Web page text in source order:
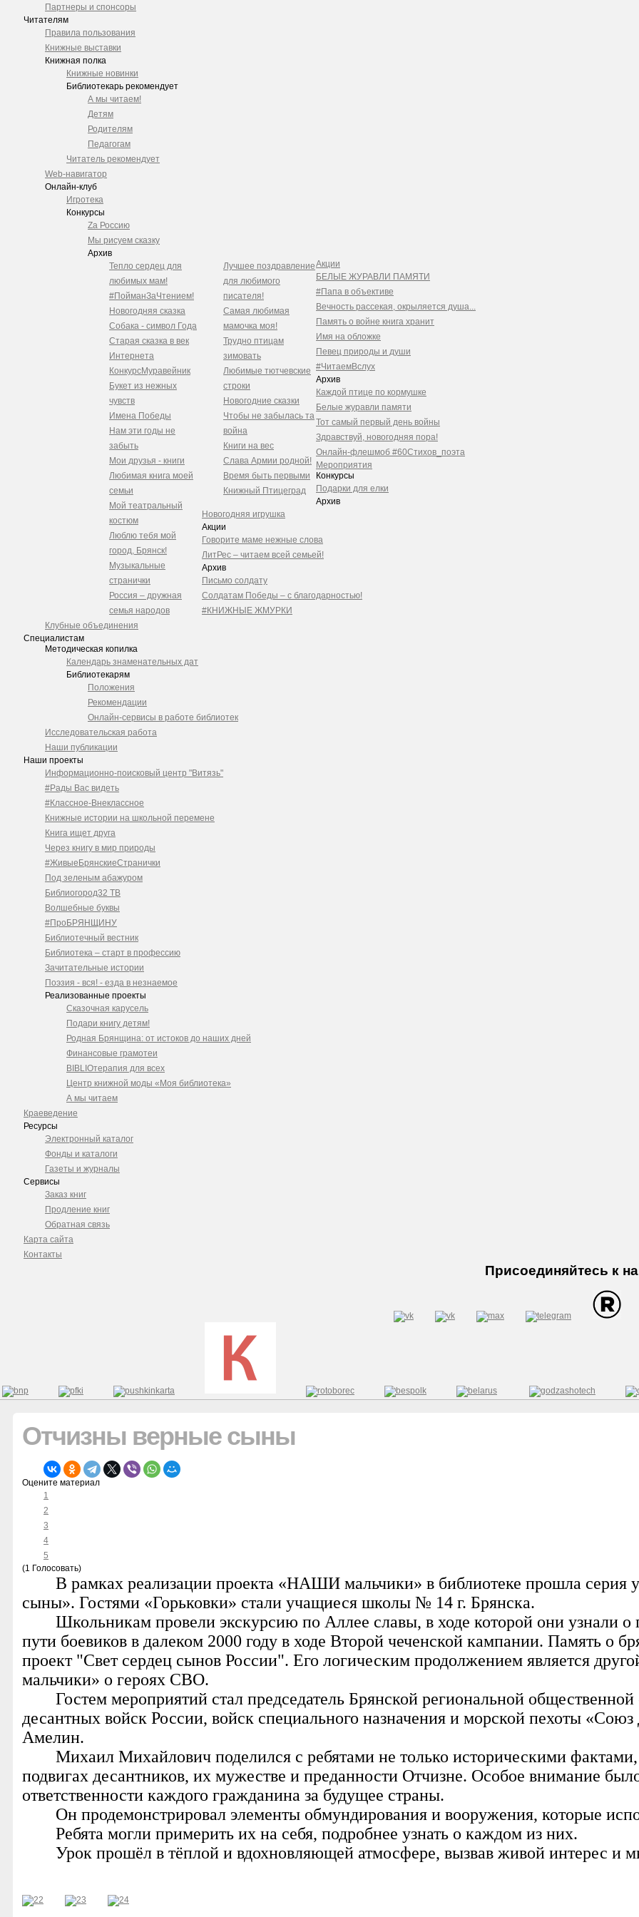
Партнеры и спонсоры
Читателям
Правила пользования
Книжные выставки
Книжная полка
Книжные новинки
Библиотекарь рекомендует
А мы читаем!
Детям
Родителям
Педагогам
Читатель рекомендует
Web-навигатор
Онлайн-клуб
Игротека
Конкурсы
Zа Россию
Мы рисуем сказку
Архив
Тепло сердец для
любимых мам!
#ПойманЗаЧтением!
Новогодняя сказка
Собака - символ Года
Старая сказка в век
Интернета
КонкурсМуравейник
Букет из нежных
чувств
Имена Победы
Нам эти годы не
забыть
Мои друзья - книги
Любимая книга моей
семьи
Мой театральный
костюм
Люблю тебя мой
город, Брянск!
Музыкальные
странички
Россия – дружная
семья народов
Лучшее поздравление
для любимого
писателя!
Самая любимая
мамочка моя!
Трудно птицам
зимовать
Любимые тютчевские
строки
Новогодние сказки
Чтобы не забылась та
война
Книги на вес
Слава Армии родной!
Время быть первыми
Книжный Птицеград
Акции
БЕЛЫЕ ЖУРАВЛИ ПАМЯТИ
#Папа в объективе
Вечность рассекая, окрыляется душа...
Память о войне книга хранит
Имя на обложке
Певец природы и души
#ЧитаемВслух
Архив
Каждой птице по кормушке
Белые журавли памяти
Тот самый первый день войны
Здравствуй, новогодняя пора!
Онлайн-флешмоб #60Стихов_поэта
Мероприятия
Конкурсы
Подарки для елки
Архив
Новогодняя игрушка
Акции
Говорите маме нежные слова
ЛитРес – читаем всей семьей!
Архив
Письмо солдату
Солдатам Победы – с благодарностью!
#КНИЖНЫЕ ЖМУРКИ
Клубные объединения
Специалистам
Методическая копилка
Календарь знаменательных дат
Библиотекарям
Положения
Рекомендации
Онлайн-сервисы в работе библиотек
Исследовательская работа
Наши публикации
Наши проекты
Информационно-поисковый центр "Витязь"
#Рады Вас видеть
#Классное-Внеклассное
Книжные истории на школьной перемене
Книга ищет друга
Через книгу в мир природы
#ЖивыеБрянскиеСтранички
Под зеленым абажуром
Библиогород32 ТВ
Волшебные буквы
#ПроБРЯНЩИНУ
Библиотечный вестник
Библиотека – старт в профессию
Зачитательные истории
Поэзия - вся! - езда в незнаемое
Реализованные проекты
Сказочная карусель
Подари книгу детям!
Родная Брянщина: от истоков до наших дней
Финансовые грамотеи
BIBLIOтерапия для всех
Центр книжной моды «Моя библиотека»
А мы читаем
Краеведение
Ресурсы
Электронный каталог
Фонды и каталоги
Газеты и журналы
Сервисы
Заказ книг
Продление книг
Обратная связь
Карта сайта
Контакты
Присоединяйтесь к
Отчизны верные сыны
Оцените материал
1
2
3
4
5
(1 Голосовать)
В рамках реализации проекта «НАШИ мальчики» в библиотеке прошла серия
сыны». Гостями «Горьковки» стали учащиеся школы № 14 г. Брянска.
Школьникам провели экскурсию по Аллее славы, в ходе которой они узнали о
пути боевиков в далеком 2000 году в ходе Второй чеченской кампании. Память о
проект "Свет сердец сынов России". Его логическим продолжением является
мальчики» о героях СВО.
Гостем мероприятий стал председатель Брянской региональной
десантных войск России, войск специального назначения и морской пехоты
Амелин.
Михаил Михайлович поделился с ребятами не только историческими
подвигах десантников, их мужестве и преданности Отчизне. Особое внимание
ответственности каждого гражданина за будущее страны.
Он продемонстрировал элементы обмундирования и вооружения, которые
Ребята могли примерить их на себя, подробнее узнать о каждом из них.
Урок прошёл в тёплой и вдохновляющей атмосфере, вызвав живой интерес и